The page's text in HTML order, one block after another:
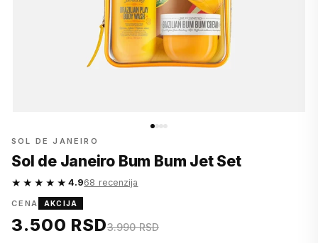
SOL DE JANEIRO
Sol de Janeiro Bum Bum Jet Set
★★★★★ 4.968 recenzija
CENA AKCIJA
3.500 RSD3.990 RSD